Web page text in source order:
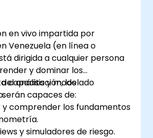
en vivo impartida por
Venezuela (en línea o
dirigida a cualquier persona
y dominar los
análisis y modelado
capacitación, los
capaces de:
comprender los fundamentos
y simuladores de riesgo.